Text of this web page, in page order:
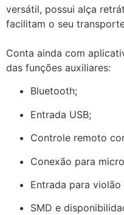
versátil, possui alça
facilitam o seu
Conta ainda com
das funções auxiliares:
Bluetooth;
Entrada USB;
Controle remoto
Conexão para
Entrada para
SMD e